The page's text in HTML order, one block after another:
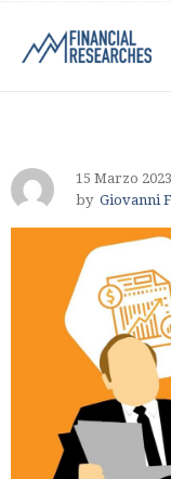
15 Marzo 2023
by Giovanni